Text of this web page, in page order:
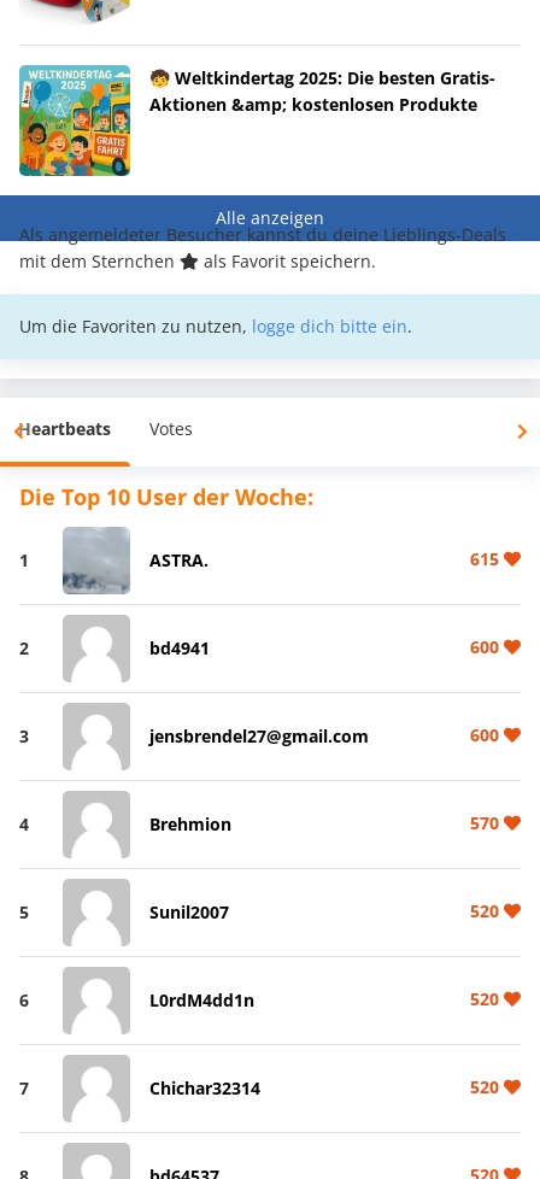
🧒 Weltkindertag 2025: Die besten Gratis-
Aktionen &amp; kostenlosen Produkte
Alle anzeigen
Als angemeldeter Besucher kannst du deine Lieblings-Deals
mit dem Sternchen
als Favorit speichern.
Um die Favoriten zu nutzen, logge dich bitte ein.
Heartbeats Votes
Die Top 10 User der Woche:
1 ASTRA. 615
2 bd4941 600
3 jensbrendel27@gmail.com 600
4 Brehmion 570
5 Sunil2007 520
6 L0rdM4dd1n 520
7 Chichar32314 520